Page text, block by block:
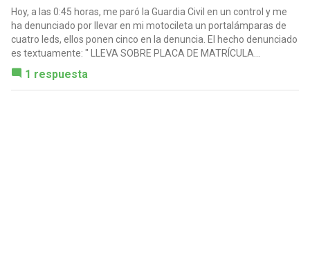
Hoy, a las 0:45 horas, me paró la Guardia Civil en un control y me
ha denunciado por llevar en mi motocileta un portalámparas de
cuatro leds, ellos ponen cinco en la denuncia. El hecho denunciado
es textuamente: " LLEVA SOBRE PLACA DE MATRÍCULA...
1 respuesta